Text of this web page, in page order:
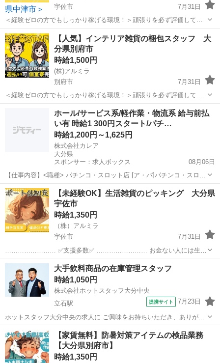
宇佐市
7月31日
＜経験ゼロの方でもしっかり稼げる環境！＞頑張りを必ず評価してく
れる職場なので努力次第で時給はどんどんUP！ プロのコーディネータ
ーがサポートします♪ お急ぎの方は『06-4963-0032』にお電話下さ
い！ ...
大分 宇佐市 倉庫
【人気】インテリア雑貨の梱包スタッフ 大
分県別府市
時給1,500円
(株)アルミラ
別府市
7月31日
＜経験ゼロの方でもしっかり稼げる環境！＞頑張りを必ず評価してく
れる職場なので努力次第で時給はどんどんUP！ プロのコーディネータ
ーがサポートします♪ お急ぎの方は『06-4963-0032』にお電話下さ
い！ ...
倉庫 時給
ホール/サービス系/軽作業・物流系 給与前払
い有 時給1 300円スタート/パチ…
時給1,200円～1,625円
株式会社カレア
大分県
スポンサー：求人ボックス
08月06日
【仕事内容】<職種> パチンコ・スロット店 [ア・パ]パチンコ・スロッ
ト(ホール)、サービスその他、軽作業・物流その他 <雇用形態> アルバ
イト・パート <給与> [ア・パ]時給1,200円～1,625円 交通費:一部支給
上限1...
アルバイト・パート
【未経験OK】生活雑貨のピッキング 大分県
宇佐市
時給1,350円
（株）アルミラ
宇佐市
7月31日
支援金 携帯ない人にはレンタル 住む場所がない方には 寮もご用意し
ます！ 即日入寮対応で 敷金・礼金は 会社...
大分 宇佐市 倉庫 時給
大手飲料商品の在庫管理スタッフ
時給1,050円
株式会社ホットスタッフ大分中央
立石駅
提携サイト 7月23日
ホットスタッフ大分中央の求人に ご興味をお持ちいただき、ありがと
うございます！ ＊—————おすすめPOINT—————＊ ●未経験ス
タート歓迎 ●人気の事務軽作業 ●残業なし ●土日祝休み ●空調完備！一
年中快適な環境で働...
大分 杵築市 立石駅 倉庫
【家賃無料】防暑対策アイテムの検品業務
【大分県別府市】
時給1,350円